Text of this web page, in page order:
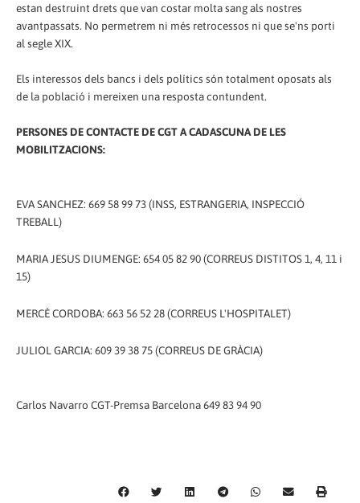
estan destruint drets que van costar molta sang als nostres
avantpassats. No permetrem ni més retrocessos ni que se'ns porti
al segle XIX.
Els interessos dels bancs i dels polítics són totalment oposats als
de la població i mereixen una resposta contundent.
PERSONES DE CONTACTE DE CGT A CADASCUNA DE LES
MOBILITZACIONS:
EVA SANCHEZ: 669 58 99 73 (INSS, ESTRANGERIA, INSPECCIÓ
TREBALL)
MARIA JESUS ​​DIUMENGE: 654 05 82 90 (CORREUS DISTITOS 1, 4, 11 i
15)
MERCÈ CORDOBA: 663 56 52 28 (CORREUS L'HOSPITALET)
JULIOL GARCIA: 609 39 38 75 (CORREUS DE GRÀCIA)
Carlos Navarro CGT-Premsa Barcelona 649 83 94 90